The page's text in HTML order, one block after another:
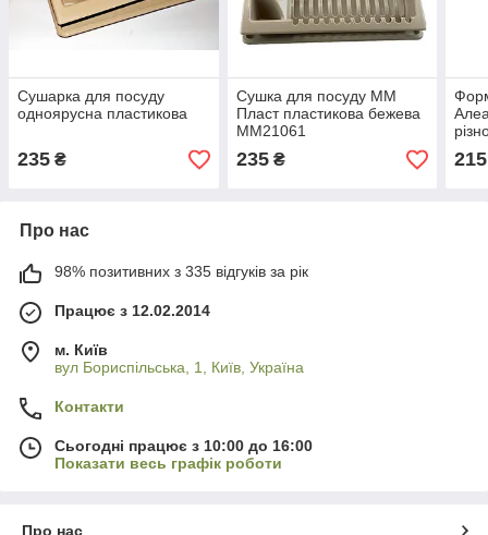
Сушарка для посуду
одноярусна пластикова
235 ₴
Сушка для посуду ММ
Пласт пластикова бежева
ММ21061
235₴ 215
Про нас
98% позитивних з 335 відгуків за рік
Працює з 12.02.2014
м. Київ
вул Бориспільська, 1, Київ, Україна
Контакти
Сьогодні працює з 10:00 до 16:00
Показати весь графік роботи
Про нас